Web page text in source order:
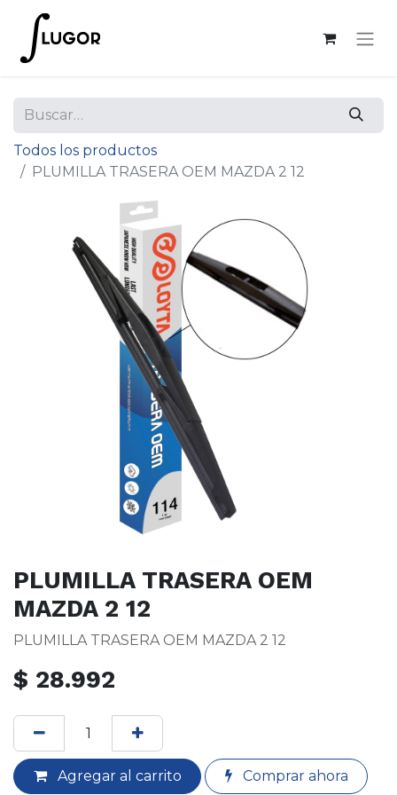
Todos los productos
PLUMILLA TRASERA OEM MAZDA 2 12
PLUMILLA TRASERA OEM
MAZDA 2 12
PLUMILLA TRASERA OEM MAZDA 2 12
$ 28.992
Agregar al carrito Comprar ahora